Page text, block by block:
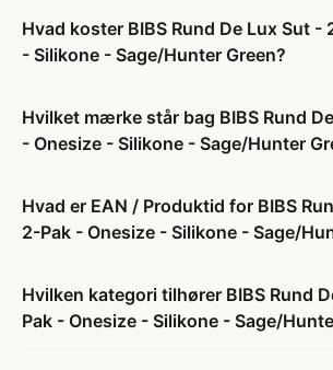
Hvad koster BIBS Rund De Lux Sut -
- Silikone - Sage/Hunter Green?
Hvilket mærke står bag BIBS Rund
- Onesize - Silikone - Sage/Hunter
Hvad er EAN / Produktid for BIBS
2-Pak - Onesize - Silikone - Sage/
Hvilken kategori tilhører BIBS Rund
Pak - Onesize - Silikone - Sage/